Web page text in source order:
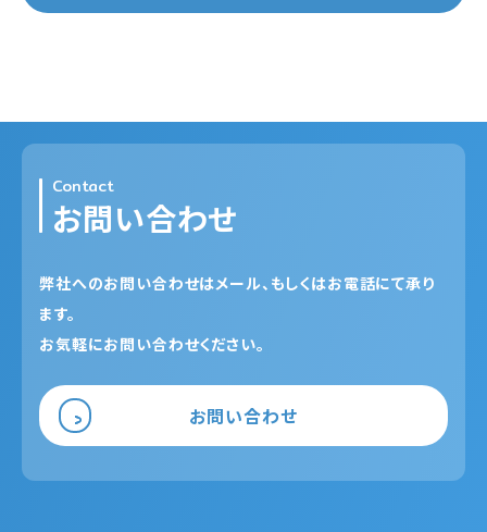
Contact
お問い合わせ
弊社へのお問い合わせはメール、もしくはお電話にて承り
ます。
お気軽にお問い合わせください。
お問い合わせ